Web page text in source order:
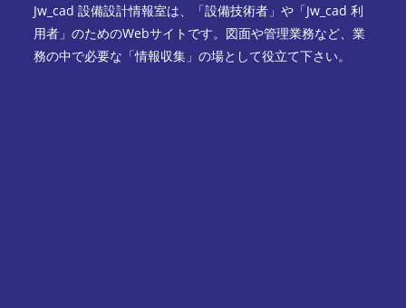
Jw_cad 設備設計情報室は、「設備技術者」や「Jw_cad 利
用者」のためのWebサイトです。図面や管理業務など、業
務の中で必要な「情報収集」の場として役立て下さい。